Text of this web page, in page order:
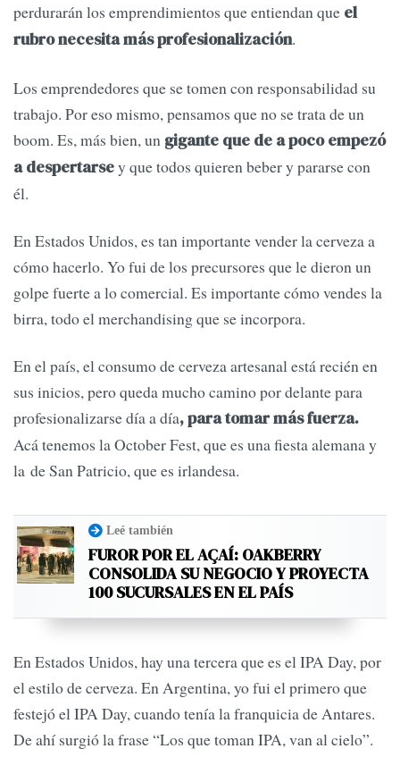
perdurarán los emprendimientos que entiendan que el
rubro necesita más profesionalización.
Los emprendedores que se tomen con responsabilidad su
trabajo. Por eso mismo, pensamos que no se trata de un
boom. Es, más bien, un gigante que de a poco empezó
a despertarsey que todos quieren beber y pararse con
él.
En Estados Unidos, es tan importante vender la cerveza a
cómo hacerlo. Yo fui de los precursores que le dieron un
golpe fuerte a lo comercial. Es importante cómo vendes la
birra, todo el merchandising que se incorpora.
En el país, el consumo de cerveza artesanal está recién en
sus inicios, pero queda mucho camino por delante para
profesionalizarse día a día, para tomar más fuerza.
Acá tenemos la October Fest, que es una fiesta alemana y
la de San Patricio, que es irlandesa.
Leé también
FUROR POR EL AÇAÍ: OAKBERRY
CONSOLIDA SU NEGOCIO Y PROYECTA
100 SUCURSALES EN EL PAÍS
En Estados Unidos, hay una tercera que es el IPA Day, por
el estilo de cerveza. En Argentina, yo fui el primero que
festejó el IPA Day, cuando tenía la franquicia de Antares.
De ahí surgió la frase “Los que toman IPA, van al cielo”.